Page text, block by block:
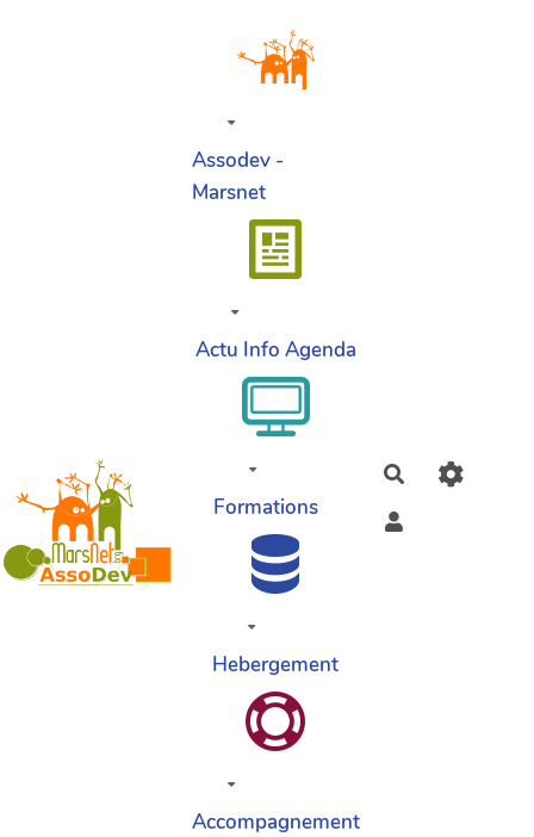
Assodev -
Marsnet
Actu Info Agenda
Formations
Hebergement
Accompagnement
Rechercher